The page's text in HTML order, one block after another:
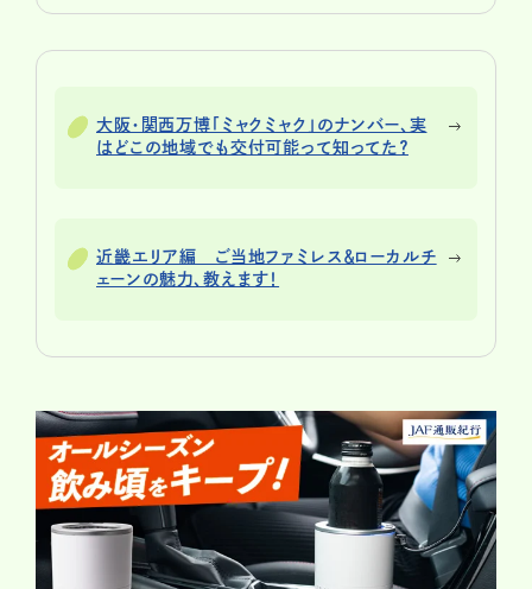
大阪・関西万博「ミャクミャク」のナンバー、実
はどこの地域でも交付可能って知ってた？
近畿エリア編 ご当地ファミレス＆ローカルチ
ェーンの魅力、教えます！